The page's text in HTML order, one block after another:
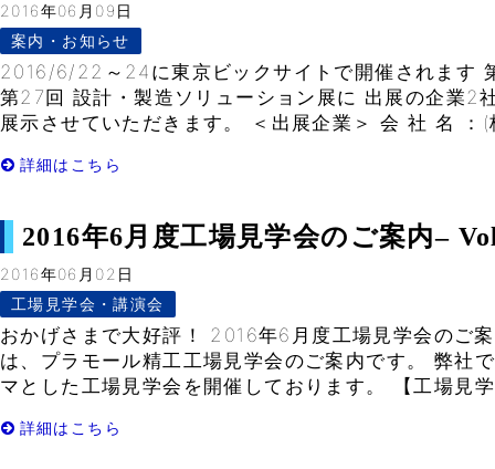
2016年06月09日
案内・お知らせ
2016/6/22～24に東京ビックサイトで開催されます
第27回 設計・製造ソリューション展に 出展の企業2
展示させていただきます。 ＜出展企業＞ 会 社 名
詳細はこちら
2016年6月度工場見学会のご案内–
2016年06月02日
工場見学会・講演会
おかげさまで大好評！ 2016年6月度工場見学会のご
は、プラモール精工工場見学会のご案内です。 弊社
マとした工場見学会を開催しております。 【工場
詳細はこちら